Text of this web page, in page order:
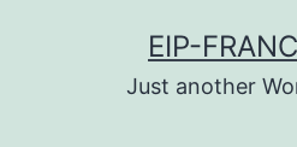
EIP-
Just another